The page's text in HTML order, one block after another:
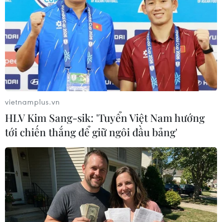
#Trung tâm Dự báo Khí tượng Thủy văn Quốc gia
#Nắng nóng
#Nhiệt độ #Mưa dông
Theo dõi VietnamPlus
TIN LIÊN QUAN
vietnamplus.vn
HLV Kim Sang-sik: 'Tuyển Việt Nam hướng
tới chiến thắng để giữ ngôi đầu bảng'